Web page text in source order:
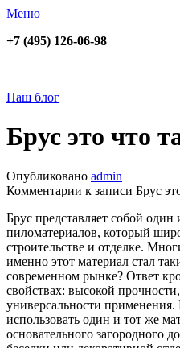
Меню
+7 (495) 126-06-98
Наш блог
Брус это что
Опубликовано admin
Комментарии к записи Брус
Брус представляет собой
пиломатериалов, который
строительстве и отделке.
именно этот материал стал
современном рынке? Ответ
свойствах: высокой
универсальности
использовать один и тот же
основательного загородного